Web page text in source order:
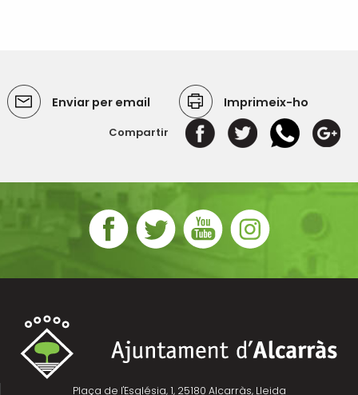
Enviar per email Imprimeix-ho
Compartir
Plaça de l'Església, 1, 25180 Alcarràs, Lleida